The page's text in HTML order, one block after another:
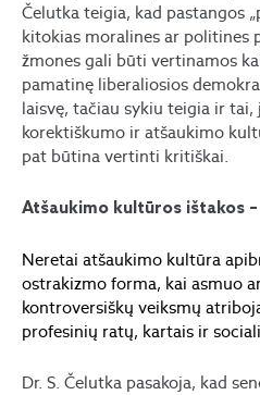
Čelutka teigia, kad pastangos
kitokias moralines ar politines
žmones gali būti vertinamos
pamatinę liberaliosios
laisvę, tačiau sykiu teigia ir
korektiškumo ir atšaukimo
pat būtina vertinti kritiškai.
Atšaukimo kultūros ištakos
Neretai atšaukimo kultūra
ostrakizmo forma, kai asmuo
kontroversiškų veiksmų
profesinių ratų, kartais ir
Dr. S. Čelutka pasakoja, kad